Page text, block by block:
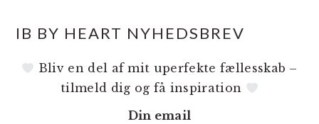
IB BY HEART NYHEDSBREV
Bliv en del af mit uperfekte fællesskab –
tilmeld dig og få inspiration
Din email